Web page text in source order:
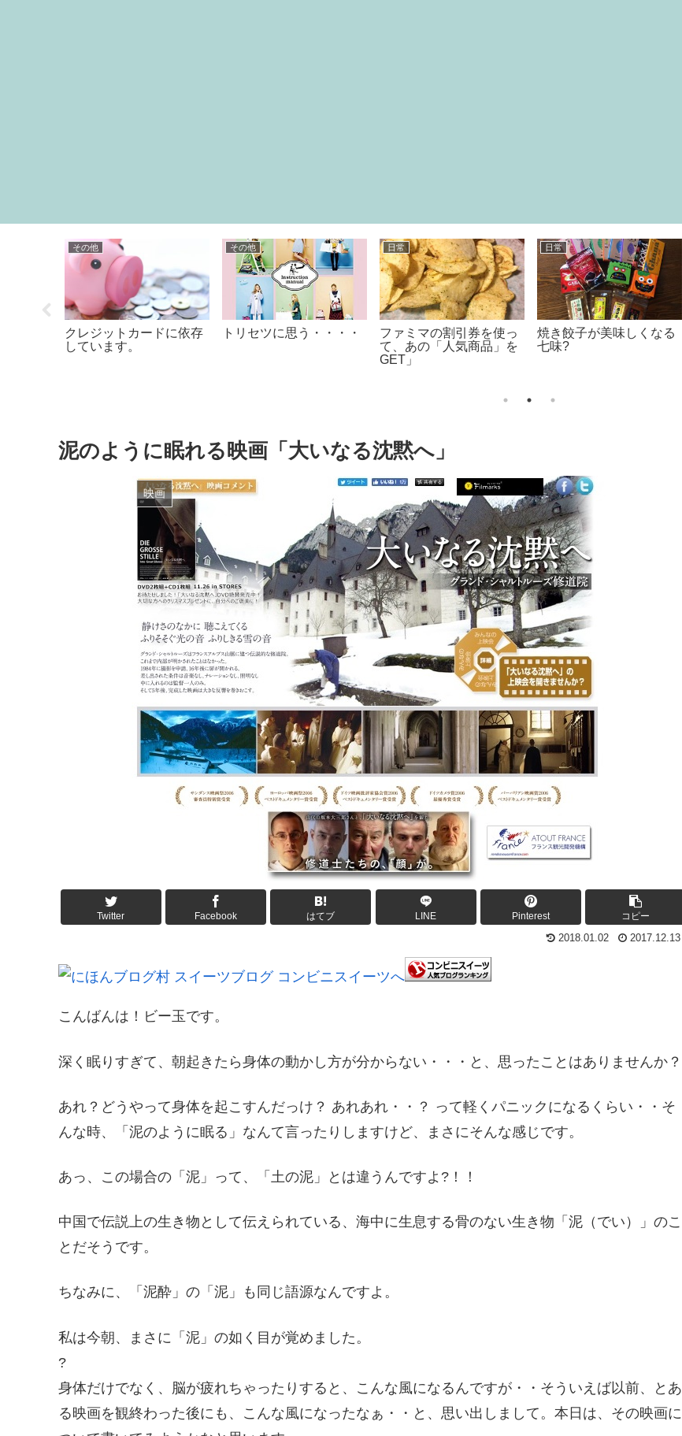
その他
クレジットカードに依存
しています。
その他
トリセツに思う・・・・
日常
ファミマの割引券を使っ
て、あの「人気商品」を
GET」
日常
焼き餃子が美味しくなる
七味?
泥のように眠れる映画「大いなる沈黙へ」
映画
Twitter Facebook はてブ LINE Pinterest コピー
2018.01.02 2017.12.13
こんばんは！ビー玉です。
深く眠りすぎて、朝起きたら身体の動かし方が分からない・・・と、思ったことはありませんか？
あれ？どうやって身体を起こすんだっけ？ あれあれ・・？ って軽くパニックになるくらい・・そ
んな時、「泥のように眠る」なんて言ったりしますけど、まさにそんな感じです。
あっ、この場合の「泥」って、「土の泥」とは違うんですよ?！！
中国で伝説上の生き物として伝えられている、海中に生息する骨のない生き物「泥（でい）」のこ
とだそうです。
ちなみに、「泥酔」の「泥」も同じ語源なんですよ。
私は今朝、まさに「泥」の如く目が覚めました。
?
身体だけでなく、脳が疲れちゃったりすると、こんな風になるんですが・・そういえば以前、とあ
る映画を観終わった後にも、こんな風になったなぁ・・と、思い出しまして。本日は、その映画に